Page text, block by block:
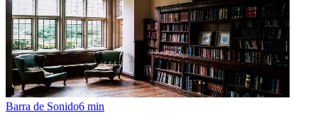
Barra de Sonido6 min